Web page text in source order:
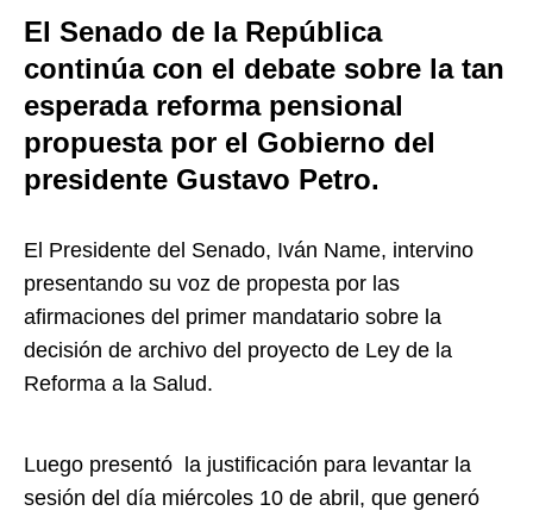
El Senado de la República
continúa con el debate sobre la tan
esperada reforma pensional
propuesta por el Gobierno del
presidente Gustavo Petro.
El Presidente del Senado, Iván Name, intervino
presentando su voz de propesta por las
afirmaciones del primer mandatario sobre la
decisión de archivo del proyecto de Ley de la
Reforma a la Salud.
Luego presentó la justificación para levantar la
sesión del día miércoles 10 de abril, que generó